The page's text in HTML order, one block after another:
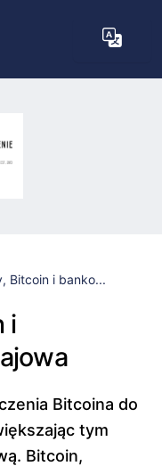
Bitcoin i banko...
i
Bitcoina do
tym
Bitcoin,